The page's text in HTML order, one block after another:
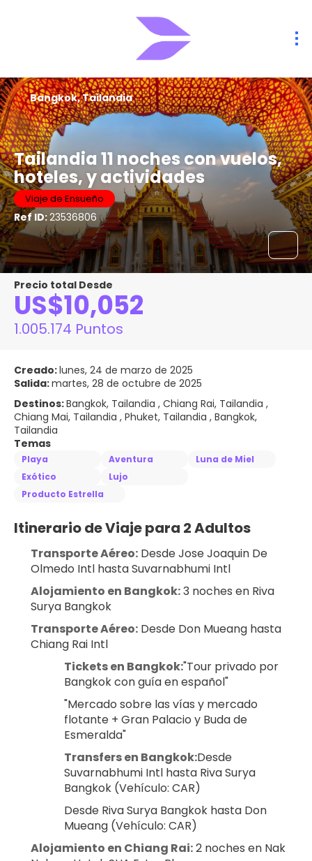
Tailandia 11 noches con vuelos,
hoteles, y actividades
Viaje de Ensueño
Ref ID:23536806
Bangkok, Tailandia
Precio total Desde
US$10,052
1.005.174 Puntos
Creado:lunes, 24 de marzo de 2025
Salida:martes, 28 de octubre de 2025
Destinos:Bangkok, Tailandia , Chiang Rai, Tailandia ,
Chiang Mai, Tailandia , Phuket, Tailandia , Bangkok,
Tailandia
Temas
Playa Aventura
Luna de Miel
Exótico
Lujo
Producto Estrella
Itinerario de Viaje para 2 Adultos
Transporte Aéreo: Desde Jose Joaquin De
Olmedo Intl hasta Suvarnabhumi Intl
Alojamiento en Bangkok: 3 noches en Riva
Surya Bangkok
Transporte Aéreo: Desde Don Mueang hasta
Chiang Rai Intl
Tickets en Bangkok:"Tour privado por
Bangkok con guía en español"
"Mercado sobre las vías y mercado
flotante + Gran Palacio y Buda de
Esmeralda"
Transfers en Bangkok:Desde
Suvarnabhumi Intl hasta Riva Surya
Bangkok (Vehículo: CAR)
Desde Riva Surya Bangkok hasta Don
Mueang (Vehículo: CAR)
Alojamiento en Chiang Rai: 2 noches en Nak